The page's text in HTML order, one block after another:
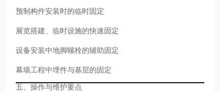
预制构件安装时的临时固定
展览搭建、临时设施的快速固定
设备安装中地脚螺栓的辅助固定
幕墙工程中埋件与基层的固定
五、操作与维护要点